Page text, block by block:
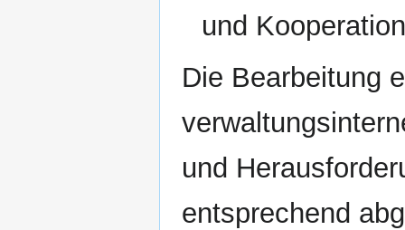
und
Die Bearbeitung
und
entsprechend